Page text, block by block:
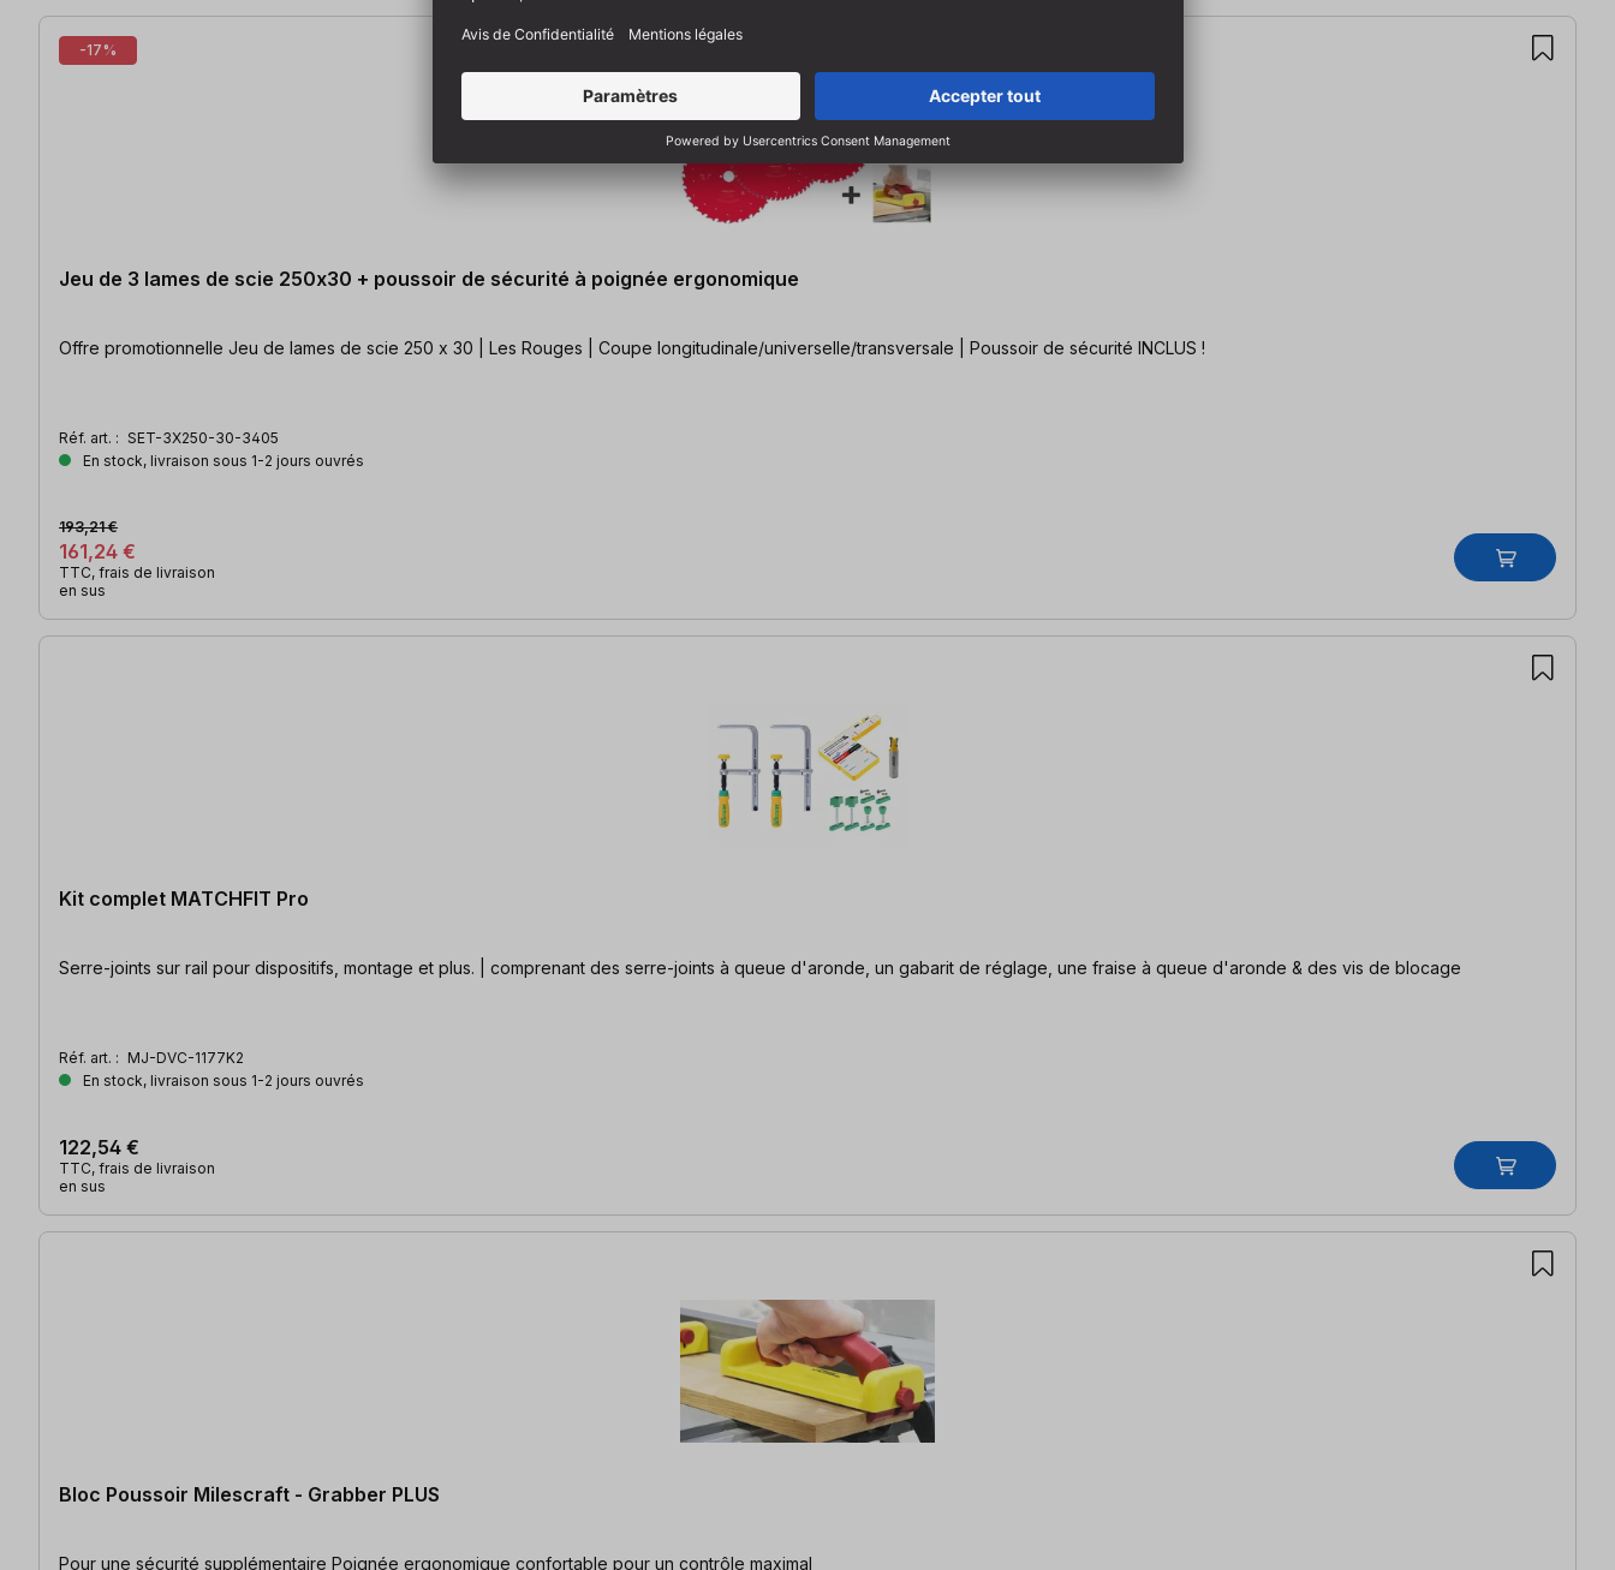
-17%
Jeu de 3 lames de scie 250x30 + poussoir de sécurité à poignée ergonomique
Offre promotionnelle Jeu de lames de scie 250 x 30 | Les Rouges | Coupe longitudinale/universelle/transversale | Poussoir de sécurité INCLUS !
Réf. art. : SET-3X250-30-3405
En stock, livraison sous 1-2 jours ouvrés
161,24 €
193,21 €
TTC, frais de livraison
en sus
Kit complet MATCHFIT Pro
Serre-joints sur rail pour dispositifs, montage et plus. | comprenant des serre-joints à queue d'aronde, un gabarit de réglage, une fraise à queue d'aronde & des vis de blocage
Réf. art. : MJ-DVC-1177K2
En stock, livraison sous 1-2 jours ouvrés
122,54 €
TTC, frais de livraison
en sus
Bloc Poussoir Milescraft - Grabber PLUS
Pour une sécurité supplémentaire Poignée ergonomique confortable pour un contrôle maximal